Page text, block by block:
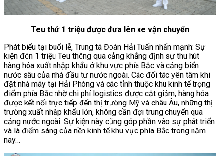
Teu thứ 1 triệu được đưa lên xe vận chuyển
Phát biểu tại buổi lễ, Trung tá Đoàn Hải Tuấn nhấn mạnh: Sự
kiện đón 1 triệu Teu thông qua cảng khẳng định sự thu hút
hàng hóa xuất nhập khẩu ở khu vực phía Bắc và cảng biển
nước sâu của nhà đầu tư nước ngoài. Các đối tác yên tâm khi
đặt nhà máy tại Hải Phòng và các tỉnh thuộc khu kinh tế trọng
điểm phía Bắc nhờ chi phí logistics được cắt giảm, hàng hóa
được kết nối trực tiếp đến thị trường Mỹ và châu Âu, những thị
trường xuất nhập khẩu lớn, không cần đợi trung chuyển qua
cảng nước ngoài. Sự kiện này cũng góp phần vào sự phát triển
và là điểm sáng của nền kinh tế khu vực phía Bắc trong năm
nay…